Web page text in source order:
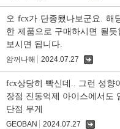
오 fcx가 단종됐나보군요. 해
한 제품으로 구매하시면 될
보시면 됩니다.
암꺼나해 2024.07.27
fcx상당히 빡신데.. 그런 성향
장점 진동억제 아이스에서도
단점 무게
GEOBAN 2024.07.27